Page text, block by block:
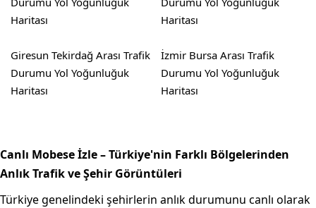
Haritası
Haritası
Giresun Tekirdağ Arası Trafik
Durumu Yol Yoğunluğuk
Haritası
İzmir Bursa Arası Trafik
Durumu Yol Yoğunluğuk
Haritası
Canlı Mobese İzle – Türkiye'nin Farklı Bölgelerinden
Anlık Trafik ve Şehir Görüntüleri
Türkiye genelindeki şehirlerin anlık durumunu canlı olarak